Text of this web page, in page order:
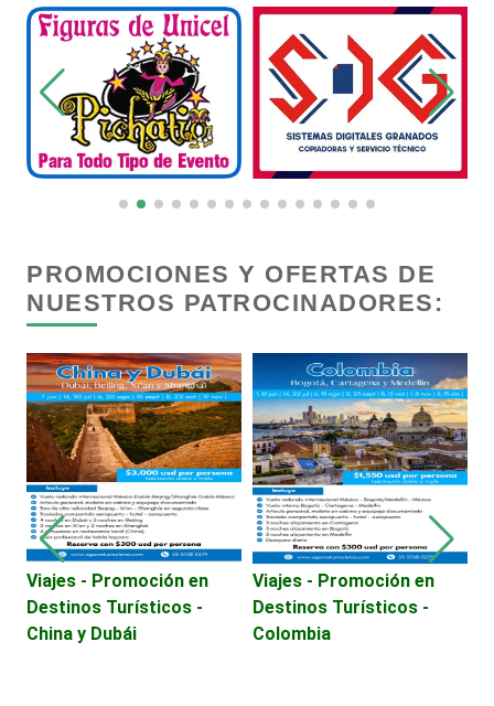
Carnicerías
Carpinterías
Centros Comerciales
Centros de Nutrición
Centros Turísticos
Cerrajerías
Cibercafés
Clínicas de Belleza
PROMOCIONES Y OFERTAS DE
NUESTROS PATROCINADORES:
Viajes - Promoción en
Destinos Turísticos -
China y Dubái
Viajes - Promoción en
Destinos Turísticos -
Colombia